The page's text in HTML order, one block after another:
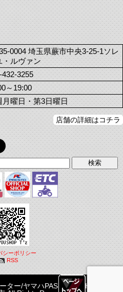
0004 埼玉県蕨市中央3-25-1ソレ
・ルヴァン
432-3255
～19:00
月曜日・第3日曜日
店舗の詳細はコチラ
シーポリシー
RSS
ー/ヤマハPASはYOUSHOP T'z|